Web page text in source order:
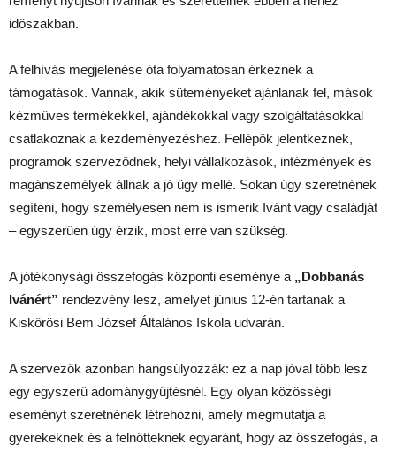
időszakban.
A felhívás megjelenése óta folyamatosan érkeznek a
támogatások. Vannak, akik süteményeket ajánlanak fel, mások
kézműves termékekkel, ajándékokkal vagy szolgáltatásokkal
csatlakoznak a kezdeményezéshez. Fellépők jelentkeznek,
programok szerveződnek, helyi vállalkozások, intézmények és
magánszemélyek állnak a jó ügy mellé. Sokan úgy szeretnének
segíteni, hogy személyesen nem is ismerik Ivánt vagy családját
– egyszerűen úgy érzik, most erre van szükség.
A jótékonysági összefogás központi eseménye a „Dobbanás
Ivánért” rendezvény lesz, amelyet június 12-én tartanak a
Kiskőrösi Bem József Általános Iskola udvarán.
A szervezők azonban hangsúlyozzák: ez a nap jóval több lesz
egy egyszerű adománygyűjtésnél. Egy olyan közösségi
eseményt szeretnének létrehozni, amely megmutatja a
gyerekeknek és a felnőtteknek egyaránt, hogy az összefogás, a